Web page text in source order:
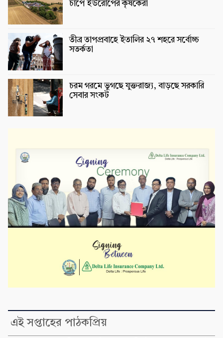
চাপে ইউরোপের কৃষকেরা
তীব্র তাপপ্রবাহে ইতালির ২৭ শহরে সর্বোচ্চ
সতর্কতা
চরম গরমে ভুগছে যুক্তরাজ্য, বাড়ছে সরকারি
সেবার সংকট
এই সপ্তাহের পাঠকপ্রিয়